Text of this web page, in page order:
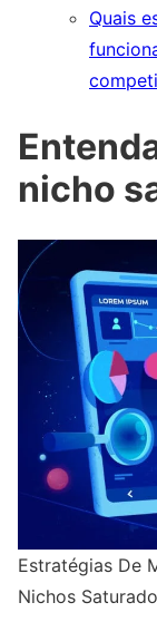
Quais
nicho
Estratégias De
Nichos